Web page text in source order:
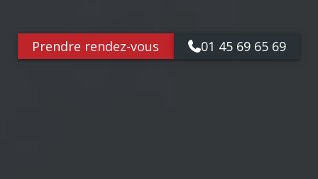
Prendre rendez-vous 01 45 69 65 69